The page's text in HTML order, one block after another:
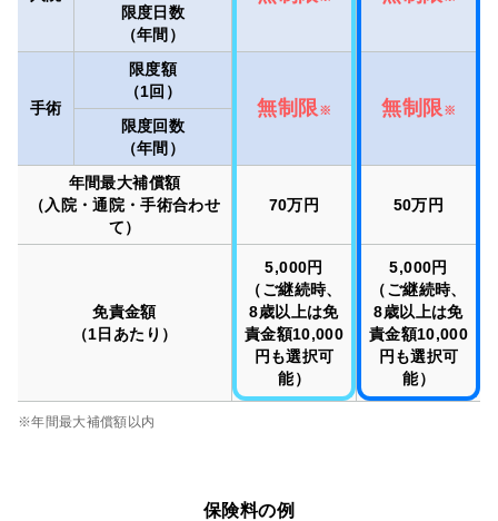
限度日数
（年間）
手術
限度額
（1回）
無制限 ※ 無制限 ※
限度回数
（年間）
年間最大補償額
（入院・通院・手術合わせ
て）
70万円 50万円
免責金額
（1日あたり）
5,000円
（ご継続時、
8歳以上は免
責金額10,000
円も選択可
能）
5,000円
（ご継続時、
8歳以上は免
責金額10,000
円も選択可
能）
※年間最大補償額以内
保険料の例